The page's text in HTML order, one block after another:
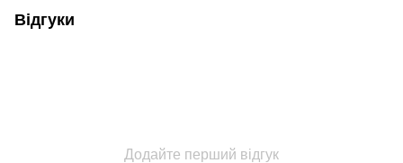
Відгуки
Додайте перший відгук